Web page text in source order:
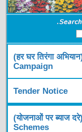
(हर घर तिरंगा
Campaign
Tender Notice
(योजनाओं पर ब्याज
Schemes